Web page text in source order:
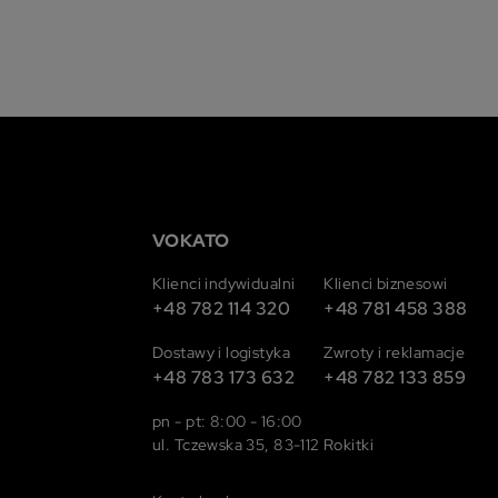
VOKATO
Klienci indywidualni
+48 782 114 320
Klienci biznesowi
+48 781 458 388
Dostawy i logistyka
+48 783 173 632
Zwroty i reklamacje
+48 782 133 859
pn - pt: 8:00 - 16:00
ul. Tczewska 35, 83-112 Rokitki